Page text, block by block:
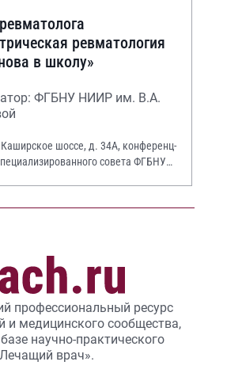
ревматология
в школу»
ФГБНУ НИИР им. В.А.
шоссе, д. 34А, конференц-
совета ФГБНУ
профессиональный ресурс
и медицинского сообщества,
научно-практического
врач».